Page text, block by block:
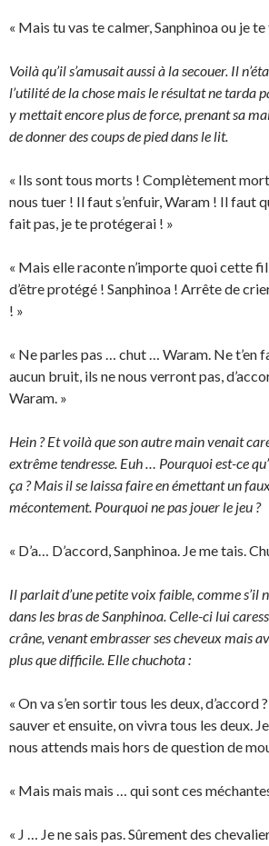
« Mais tu vas te calmer, Sanphinoa ou je
Voilà qu’il s’amusait aussi à la secouer. Il
l’utilité de la chose mais le résultat ne tarda
y mettait encore plus de force, prenant sa
de donner des coups de pied dans le lit.
« Ils sont tous morts ! Complètement
nous tuer ! Il faut s’enfuir, Waram ! Il faut
fait pas, je te protégerai ! »
« Mais elle raconte n’importe quoi cette
d’être protégé ! Sanphinoa ! Arrête de
! »
« Ne parles pas … chut … Waram. Ne t’en
aucun bruit, ils ne nous verront pas,
Waram. »
Hein ? Et voilà que son autre main venait
extrême tendresse. Euh … Pourquoi est-ce
ça ? Mais il se laissa faire en émettant un
mécontement. Pourquoi ne pas jouer le jeu ?
« D’a… D’accord, Sanphinoa. Je me tais.
Il parlait d’une petite voix faible, comme s’il
dans les bras de Sanphinoa. Celle-ci lui
crâne, venant embrasser ses cheveux mais
plus que difficile. Elle chuchota :
« On va s’en sortir tous les deux, d’accord
sauver et ensuite, on vivra tous les deux.
nous attends mais hors de question de
« Mais mais mais … qui sont ces
« J … Je ne sais pas. Sûrement des